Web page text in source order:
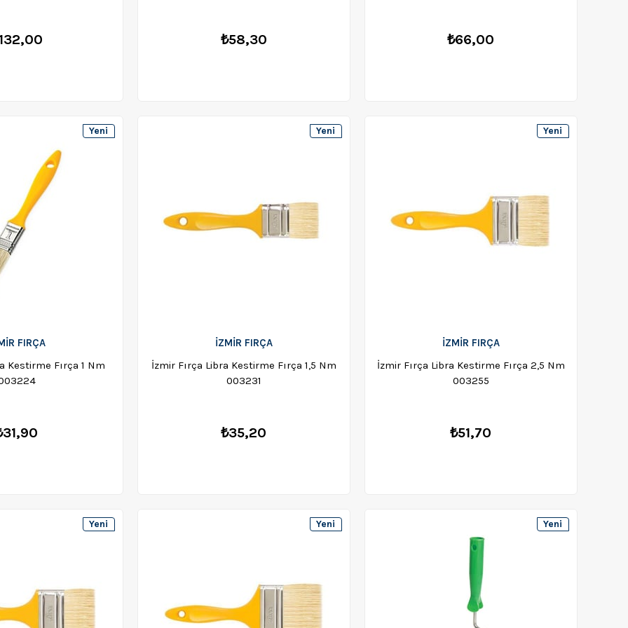
₺58,30 ₺66,00
FIRÇA
Kestirme Fırça 1 Nm
Yeni
İZMİR FIRÇA
İzmir Fırça Libra Kestirme Fırça 1,5 Nm
003231
₺35,20
Yeni
İZMİR FIRÇA
İzmir Fırça Libra Kestirme Fırça 2,5 Nm
003255
₺51,70
Yeni
Yeni
Yeni
Yeni